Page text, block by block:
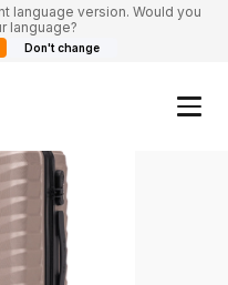
language version. Would you
language?
Don't change